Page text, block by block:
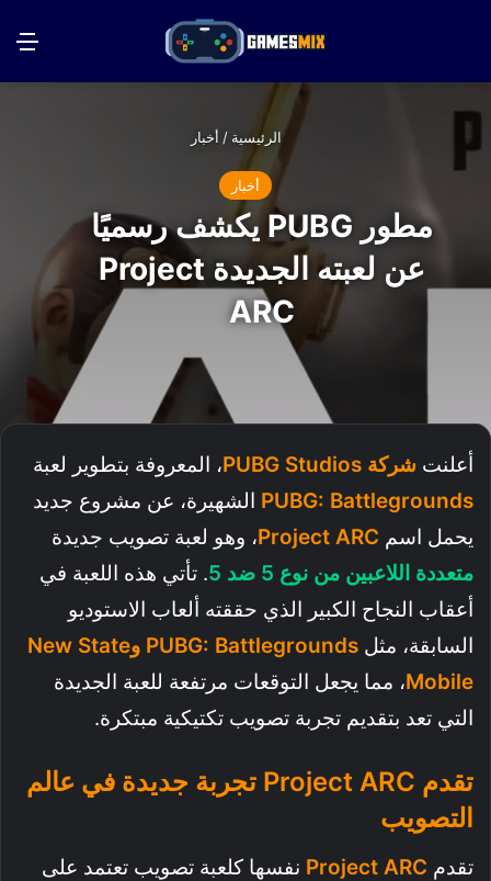
الرئيسية / أخبار
أخبار
مطور PUBG يكشف رسميًا
عن لعبته الجديدة Project
ARC
أعلنت شركة PUBG Studios
، المعروفة بتطوير لعبة
PUBG: Battlegrounds الشهيرة، عن مشروع جديد
يحمل اسم Project ARC، وهو لعبة تصويب جديدة
متعددة اللاعبين من نوع 5 ضد 5
. تأتي هذه اللعبة في
أعقاب النجاح الكبير الذي حققته ألعاب الاستوديو
السابقة، مثل
PUBG: Battlegrounds وNew State
Mobile، مما يجعل التوقعات مرتفعة للعبة الجديدة
التي تعد بتقديم تجربة تصويب تكتيكية مبتكرة.
تقدم
Project ARC تجربة جديدة في عالم
التصويب
تقدم Project ARC نفسها كلعبة تصويب تعتمد على